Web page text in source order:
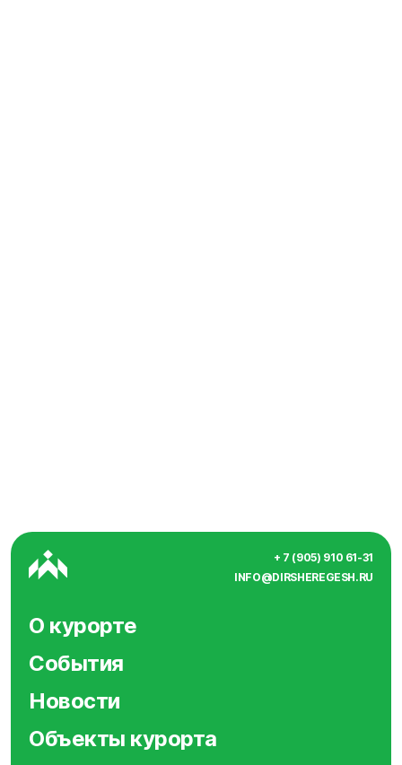
+ 7 (905) 910 61-31
INFO@DIRSHEREGESH.RU
О курорте
События
Новости
Объекты курорта